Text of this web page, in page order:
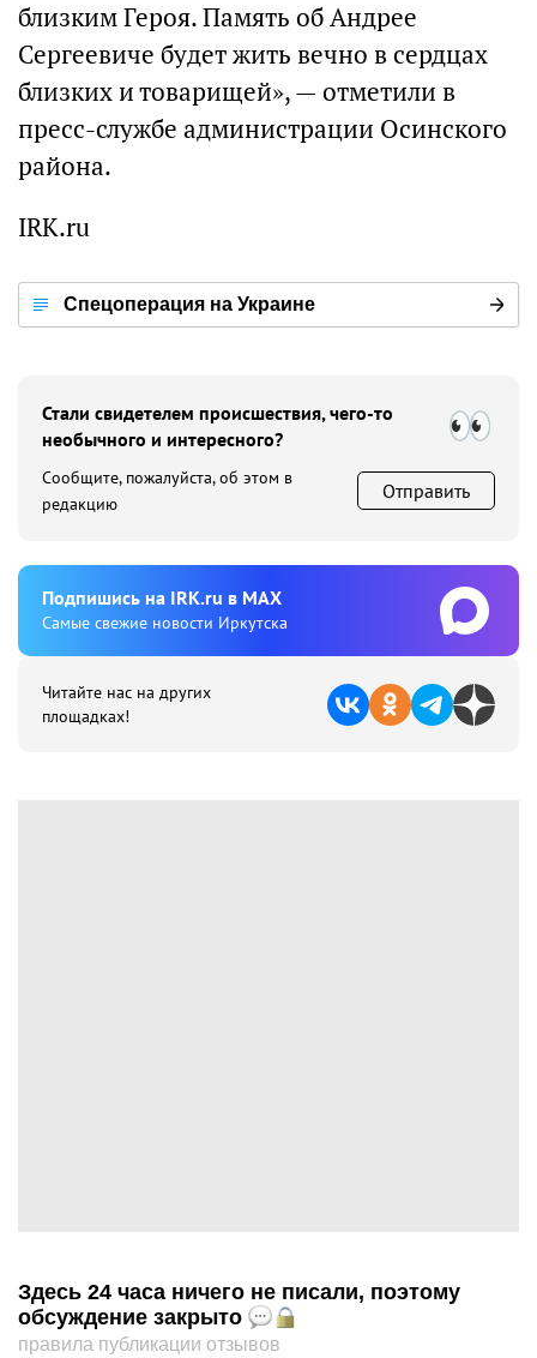
близким Героя. Память об Андрее
Сергеевиче будет жить вечно в сердцах
близких и товарищей», — отметили в
пресс-службе администрации Осинского
района.
IRK.ru
Спецоперация на Украине
Стали свидетелем происшествия, чего-то
необычного и интересного?
Сообщите, пожалуйста, об этом в
редакцию
Отправить
Подпишиcь на IRK.ru в MAX
Cамые свежие новости Иркутска
Читайте нас на других
площадках!
Здесь 24 часа ничего не писали, поэтому
обсуждение закрыто
правила публикации отзывов